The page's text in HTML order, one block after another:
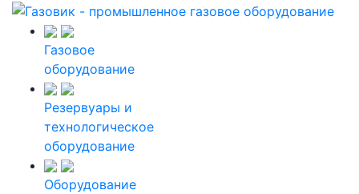
Газовое
оборудование
Резервуары и
технологическое
оборудование
Оборудование